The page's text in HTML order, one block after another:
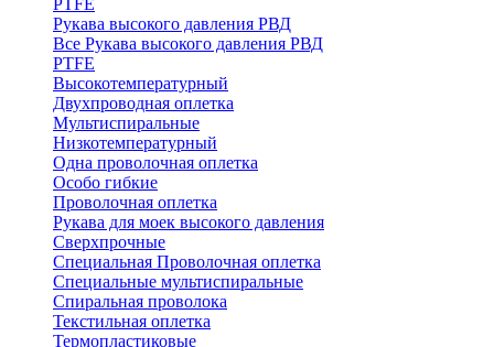
PTFE
Рукава высокого давления РВД
Все Рукава высокого давления РВД
PTFE
Высокотемпературный
Двухпроводная оплетка
Мультиспиральные
Низкотемпературный
Одна проволочная оплетка
Особо гибкие
Проволочная оплетка
Рукава для моек высокого давления
Сверхпрочные
Специальная Проволочная оплетка
Специальные мультиспиральные
Спиральная проволока
Текстильная оплетка
Термопластиковые